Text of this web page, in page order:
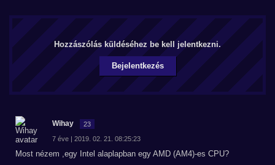
Hozzászólás küldéséhez be kell jelentkezni.
Bejelentkezés
Wihay 23
7 éve | 2019. 02. 21. 08:25:23
Most nézem ,egy Intel alaplapban egy AMD (AM4)-es CPU?